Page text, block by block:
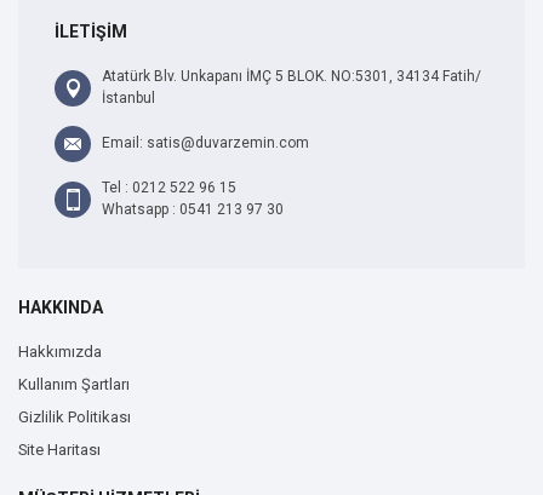
İLETİŞİM
Atatürk Blv. Unkapanı İMÇ 5 BLOK. NO:5301, 34134 Fatih/
İstanbul
Email: satis@duvarzemin.com
Tel : 0212 522 96 15
Whatsapp : 0541 213 97 30
HAKKINDA
Hakkımızda
Kullanım Şartları
Gizlilik Politikası
Site Haritası